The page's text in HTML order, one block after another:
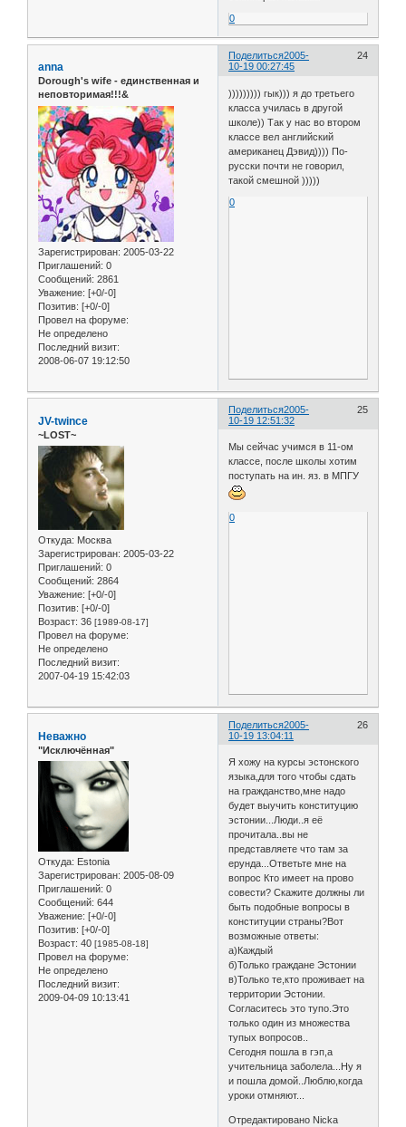
0
Поделиться 24
2005-
10-19 00:27:45
anna
Dorough's wife - единственная и
неповторимая!!!&
Зарегистрирован: 2005-03-22
Приглашений: 0
Сообщений: 2861
Уважение: [+0/-0]
Позитив: [+0/-0]
Провел на форуме:
Не определено
Последний визит:
2008-06-07 19:12:50
))))))))) гык))) я до третьего
класса училась в другой
школе)) Так у нас во втором
классе вел английский
американец Дэвид)))) По-
русски почти не говорил,
такой смешной )))))
0
Поделиться 25
2005-
10-19 12:51:32
JV-twince
~LOST~
Откуда: Москва
Зарегистрирован: 2005-03-22
Приглашений: 0
Сообщений: 2864
Уважение: [+0/-0]
Позитив: [+0/-0]
Возраст: 36 [1989-08-17]
Провел на форуме:
Не определено
Последний визит:
2007-04-19 15:42:03
Мы сейчас учимся в 11-ом
классе, после школы хотим
поступать на ин. яз. в МПГУ
0
Поделиться 26
2005-
10-19 13:04:11
Неважно
"Исключённая"
Откуда: Estonia
Зарегистрирован: 2005-08-09
Приглашений: 0
Сообщений: 644
Уважение: [+0/-0]
Позитив: [+0/-0]
Возраст: 40 [1985-08-18]
Провел на форуме:
Не определено
Последний визит:
2009-04-09 10:13:41
Я хожу на курсы эстонского
языка,для того чтобы сдать
на гражданство,мне надо
будет выучить конституцию
эстонии...Люди..я её
прочитала..вы не
представляете что там за
ерунда...Ответьте мне на
вопрос Кто имеет на прово
совести? Скажите должны ли
быть подобные вопросы в
конституции страны?Вот
возможные ответы:
а)Каждый
б)Только граждане Эстонии
в)Только те,кто проживает на
территории Эстонии.
Согласитесь это тупо.Это
только один из множества
тупых вопросов..
Сегодня пошла в гэп,а
учительница заболела...Ну я
и пошла домой..Люблю,когда
уроки отмняют...
Отредактировано Nicka